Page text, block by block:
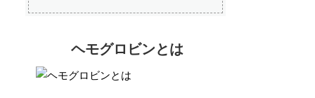
ヘモグロビンとは